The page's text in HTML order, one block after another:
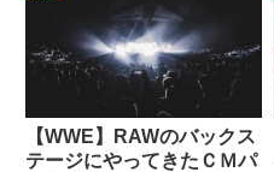
【WWE】RAWのバックス
テージにやってきたＣＭパ